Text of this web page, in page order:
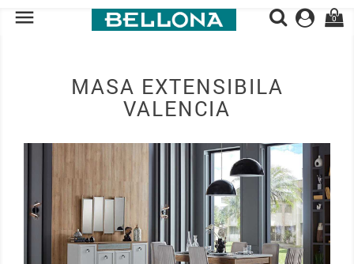
 0
MASA EXTENSIBILA
VALENCIA